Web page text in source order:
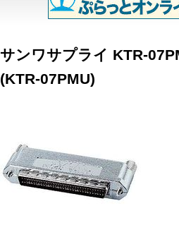
サンワサプライ KTR-
(KTR-07PMU)